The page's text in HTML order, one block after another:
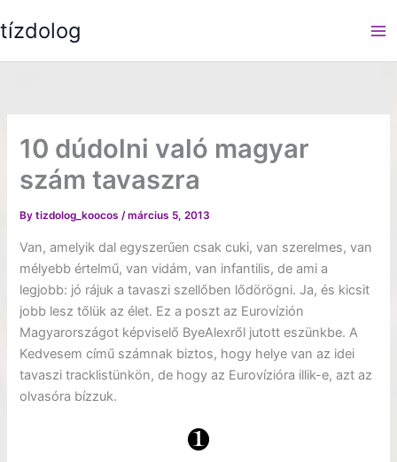
to
tízdolog
10 dúdolni való magyar
szám tavaszra
Bytizdolog_koocos/március 5, 2013
Van, amelyik dal egyszerűen csak cuki, van szerelmes, van
mélyebb értelmű, van vidám, van infantilis, de ami a
legjobb: jó rájuk a tavaszi szellőben lődörögni. Ja, és kicsit
jobb lesz tőlük az élet. Ez a poszt az Eurovízión
Magyarországot képviselő ByeAlexről jutott eszünkbe. A
Kedvesem című számnak biztos, hogy helye van az idei
tavaszi tracklistünkön, de hogy az Eurovízióra illik-e, azt az
olvasóra bízzuk.